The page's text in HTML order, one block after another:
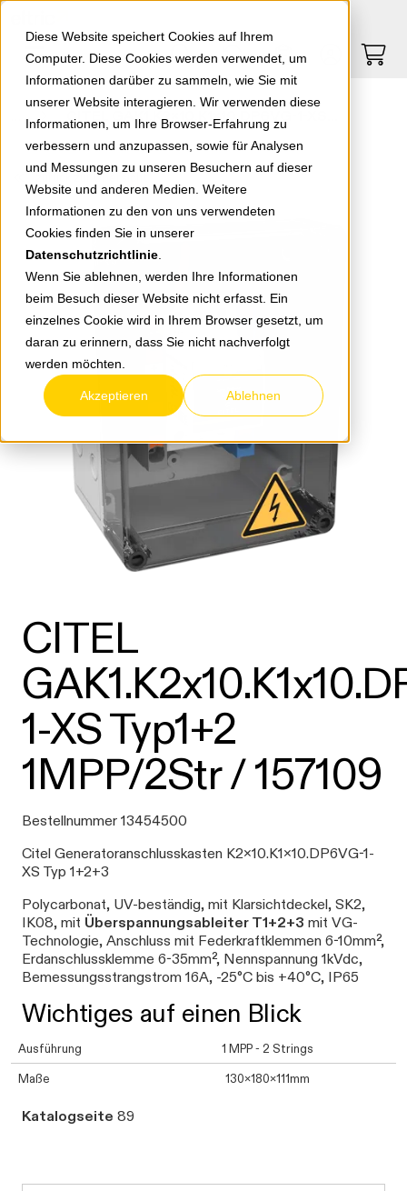
Diese Website speichert Cookies auf Ihrem
Computer. Diese Cookies werden verwendet, um
Informationen darüber zu sammeln, wie Sie mit
unserer Website interagieren. Wir verwenden diese
Informationen, um Ihre Browser-Erfahrung zu
verbessern und anzupassen, sowie für Analysen
und Messungen zu unseren Besuchern auf dieser
Website und anderen Medien. Weitere
Informationen zu den von uns verwendeten
Cookies finden Sie in unserer
Datenschutzrichtlinie
Wenn Sie ablehnen, werden Ihre Informationen
beim Besuch dieser Website nicht erfasst. Ein
einzelnes Cookie wird in Ihrem Browser gesetzt, um
daran zu erinnern, dass Sie nicht nachverfolgt
werden möchten.
Akzeptieren Ablehnen
Springe zu Hauptinhalt Springe zum Footer
0
zurück zur Übersicht
CITEL
1-XS Typ1+2
1MPP/2Str / 157109
Bestellnummer 13454500
Citel Generatoranschlusskasten K2x10.K1x10.DP6VG-1-
XS Typ 1+2+3
Polycarbonat, UV-beständig, mit Klarsichtdeckel, SK2,
IK08, mit Überspannungsableiter T1+2+3 mit VG-
Technologie, Anschluss mit Federkraftklemmen 6-10mm²,
Erdanschlussklemme 6-35mm², Nennspannung 1kVdc,
Bemessungsstrangstrom 16A, -25°C bis +40°C, IP65
Wichtiges auf einen Blick
Ausführung 1 MPP - 2 Strings
Maße 130x180x111mm
Katalogseite 89